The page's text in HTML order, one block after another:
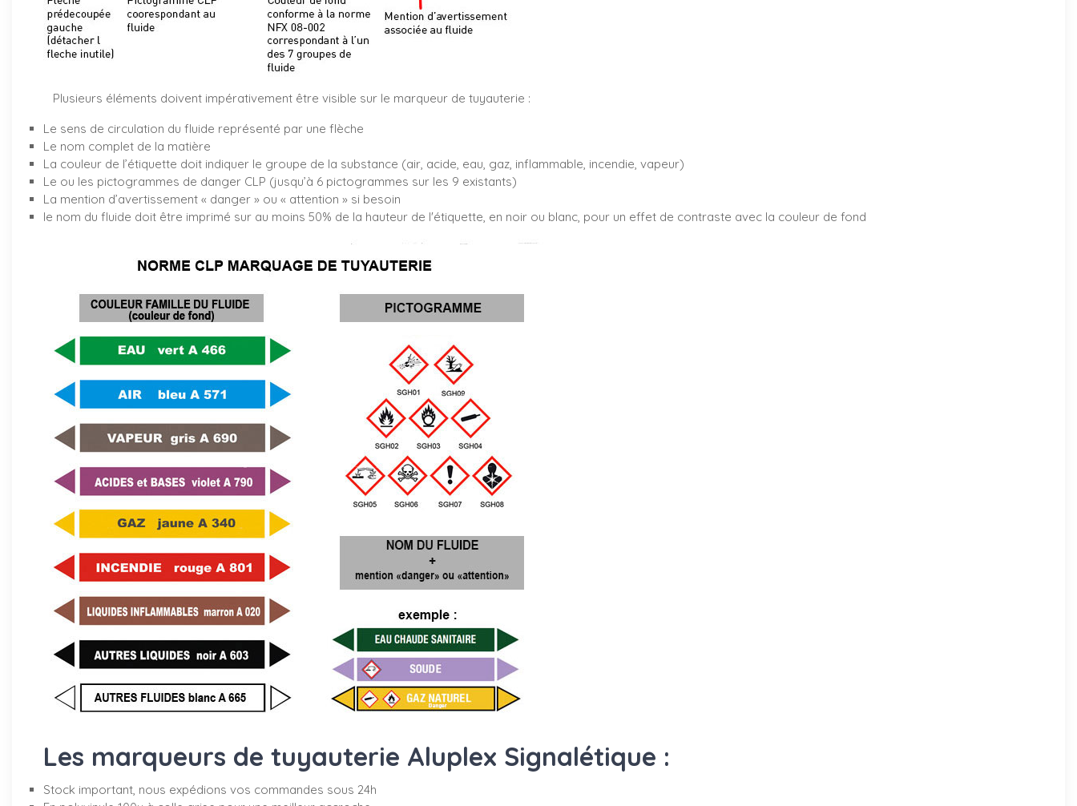
Plusieurs éléments doivent impérativement être visible sur le marqueur de tuyauterie :
Le sens de circulation du fluide représenté par une flèche
Le nom complet de la matière
La couleur de l’étiquette doit indiquer le groupe de la substance (air, acide, eau, gaz, inflammable, incendie, vapeur)
Le ou les pictogrammes de danger CLP (jusqu’à 6 pictogrammes sur les 9 existants)
La mention d’avertissement « danger » ou « attention » si besoin
le nom du fluide doit être imprimé sur au moins 50% de la hauteur de l'étiquette, en noir ou blanc, pour un effet de contraste avec la couleur de fond
Les marqueurs de tuyauterie Aluplex Signalétique :
Stock important, nous expédions vos commandes sous 24h